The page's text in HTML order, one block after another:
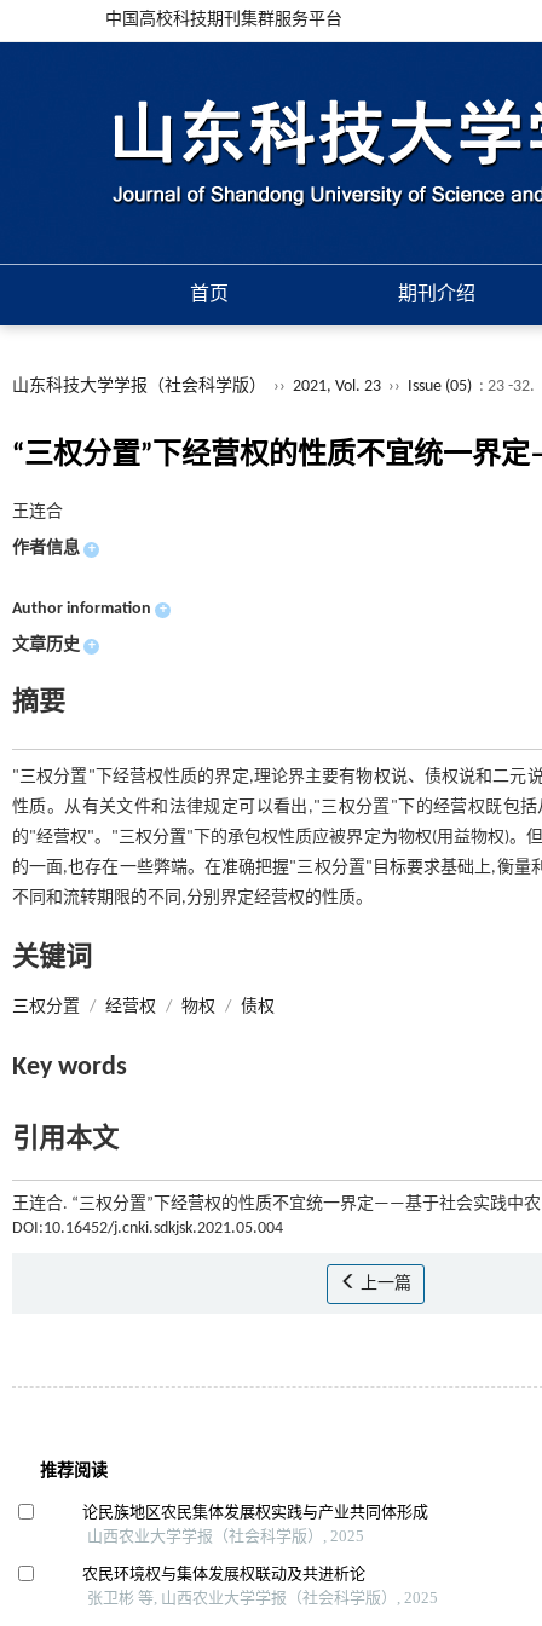
中国高校科技期刊集群服务平台
首页 期刊介绍
山东科技大学学报（社会科学版） ›› 2021, Vol. 23 ›› Issue (05) : 23 -32.
“三权分置”下经营权的性质不宜统一界
王连合
作者信息 +
Author information +
文章历史 +
摘要
"三权分置"下经营权性质的界定,理论界主要有物权说、债权说和二元
性质。从有关文件和法律规定可以看出,"三权分置"下的经营权既包
的"经营权"。"三权分置"下的承包权性质应被界定为物权(用益物权)。
的一面,也存在一些弊端。在准确把握"三权分置"目标要求基础上,衡
不同和流转期限的不同,分别界定经营权的性质。
关键词
三权分置 / 经营权 / 物权 / 债权
Key words
引用本文
王连合. “三权分置”下经营权的性质不宜统一界定——基于社会实践中
DOI:10.16452/j.cnki.sdkjsk.2021.05.004
上一篇